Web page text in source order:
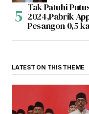
Tak Patuhi
2024,Pabrik
Pesangon 0,5
LATEST ON THIS THEME